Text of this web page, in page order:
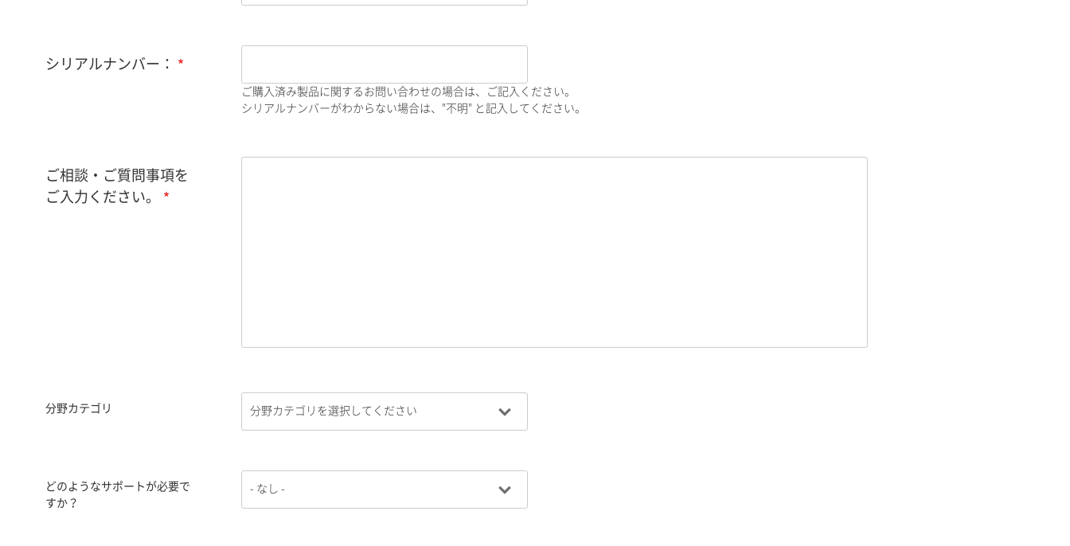
シリアルナンバー：
ご購入済み製品に関するお問い合わせの場合は、ご記入ください。
シリアルナンバーがわからない場合は、"不明" と記入してください。
ご相談・ご質問事項を
ご入力ください。
分野カテゴリ
どのようなサポートが必要で
すか？